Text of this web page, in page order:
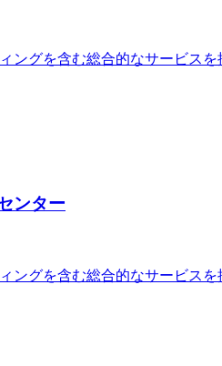
ングを含む総合的なサービス
ンター
ングを含む総合的なサービス